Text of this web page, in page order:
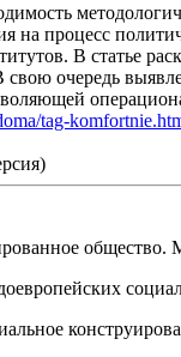
на процесс
В статье
очередь
tag-
общество.